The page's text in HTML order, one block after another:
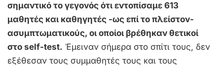
σημαντικό το γεγονός ότι εντοπίσαμε 613
μαθητές και καθηγητές -ως επί το πλείστον-
ασυμπτωματικούς, οι οποίοι βρέθηκαν θετικοί
στο self-test. Έμειναν σήμερα στο σπίτι τους, δεν
εξέθεσαν τους συμμαθητές τους και τους